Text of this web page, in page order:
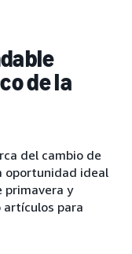
de la
del cambio de
oportunidad ideal
primavera y
artículos para